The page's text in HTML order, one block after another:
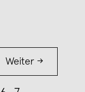
Weiter →